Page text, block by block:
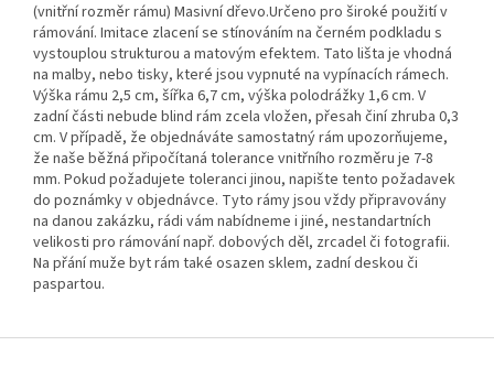
(vnitřní rozměr rámu) Masivní dřevo.Určeno pro široké použití v
rámování. Imitace zlacení se stínováním na černém podkladu s
vystouplou strukturou a matovým efektem. Tato lišta je vhodná
na malby, nebo tisky, které jsou vypnuté na vypínacích rámech.
Výška rámu 2,5 cm, šířka 6,7 cm, výška polodrážky 1,6 cm. V
zadní části nebude blind rám zcela vložen, přesah činí zhruba 0,3
cm. V případě, že objednáváte samostatný rám upozorňujeme,
že naše běžná připočítaná tolerance vnitřního rozměru je 7-8
mm. Pokud požadujete toleranci jinou, napište tento požadavek
do poznámky v objednávce. Tyto rámy jsou vždy připravovány
na danou zakázku, rádi vám nabídneme i jiné, nestandartních
velikosti pro rámování např. dobových děl, zrcadel či fotografii.
Na přání muže byt rám také osazen sklem, zadní deskou či
paspartou.